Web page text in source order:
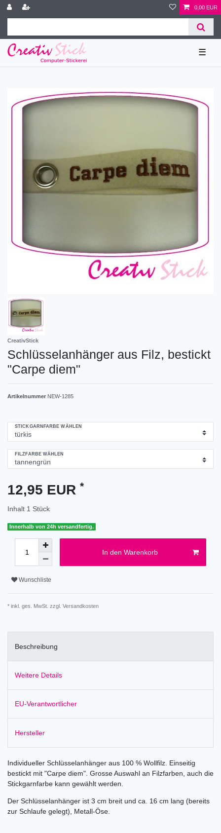
0,00 EUR
☰
CreativStick
Schlüsselanhänger aus Filz, bestickt
"Carpe diem"
Artikelnummer NEW-1285
STICKGARNFARBE WÄHLEN
FILZFARBE WÄHLEN
12,95 EUR *
Inhalt 1 Stück
Innerhalb von 24h versandfertig.
In den Warenkorb
Wunschliste
* inkl. ges. MwSt. zzgl. Versandkosten
Beschreibung
Weitere Details
EU-Verantwortlicher
Hersteller
Individueller Schlüsselanhänger aus 100 % Wollfilz. Einseitig
bestickt mit "Carpe diem". Grosse Auswahl an Filzfarben, auch die
Stickgarnfarbe kann gewählt werden.
Der Schlüsselanhänger ist 3 cm breit und ca. 16 cm lang (bereits
zur Schlaufe gelegt), Metall-Öse.